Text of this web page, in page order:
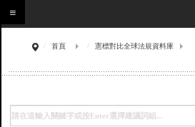
首頁 憲標對比全球法規資料庫